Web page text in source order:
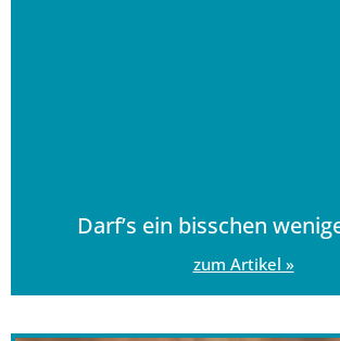
Darf’s ein bisschen
zum Artikel »